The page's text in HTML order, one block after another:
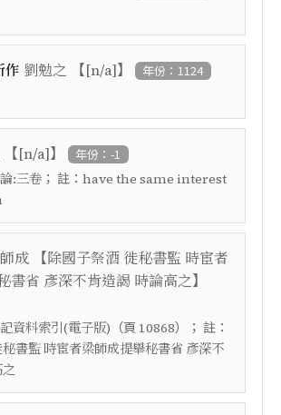
作 劉勉之 【[n/a]】 年份：1124
【[n/a]】 年份：-1
:三卷 ； 註： have the same interest
成 【除國子祭酒 徙秘書監 時宦者
書省 彥深不肯造謁 時論高之】
資料索引(電子版) （頁 10868）； 註：
書監 時宦者梁師成提舉秘書省 彥深不